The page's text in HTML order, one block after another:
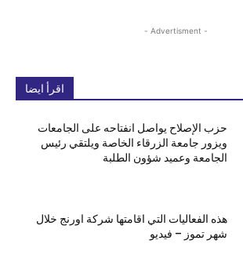
- Advertisment -
اقرأ ايضا
حزب الإصلاح يواصل انفتاحه على الجامعات
ويزور جامعة الزرقاء الخاصة ويلتقي رئيس
الجامعة وعميد شؤون الطلبة
هذه الفعاليات التي اقامتها شركة اورنج خلال
شهر تموز – فيديو